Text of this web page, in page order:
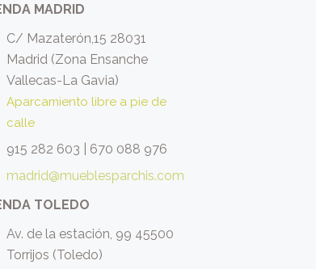
MADRID
C/ Mazaterón,15 28031
Madrid (Zona Ensanche
Vallecas-La Gavia)
Aparcamiento libre a pie de
calle
915 282 603
670 088 976
madrid@mueblesparchis.com
TOLEDO
Av. de la estación, 99 45500
Torrijos (Toledo)